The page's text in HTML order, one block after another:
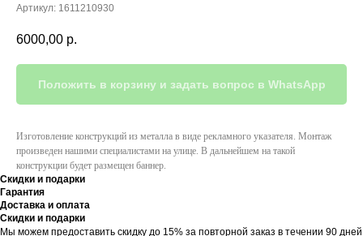
Артикул: 1611210930
6000,00 р.
Положить в корзину и задать вопрос в WhatsApp
Изготовление конструкций из металла в виде рекламного указателя. Монтаж
произведен нашими специалистами на улице. В дальнейшем на такой
конструкции будет размещен баннер.
Скидки и подарки
Гарантия
Доставка и оплата
Скидки и подарки
Мы можем предоставить скидку до 15% за повторной заказ в течении 90 дней